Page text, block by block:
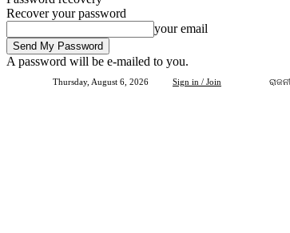
Recover your password
your email
A password will be e-mailed to you.
Thursday, August 6, 2026 Sign in / Join